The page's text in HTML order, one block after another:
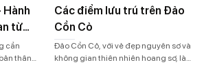
Hành
từ
biển
cần
thân
Các điểm lưu trú trên Đảo
Cồn Cỏ
Đảo Cồn Cỏ, với vẻ đẹp nguyên sơ và
không gian thiên nhiên hoang sơ, là